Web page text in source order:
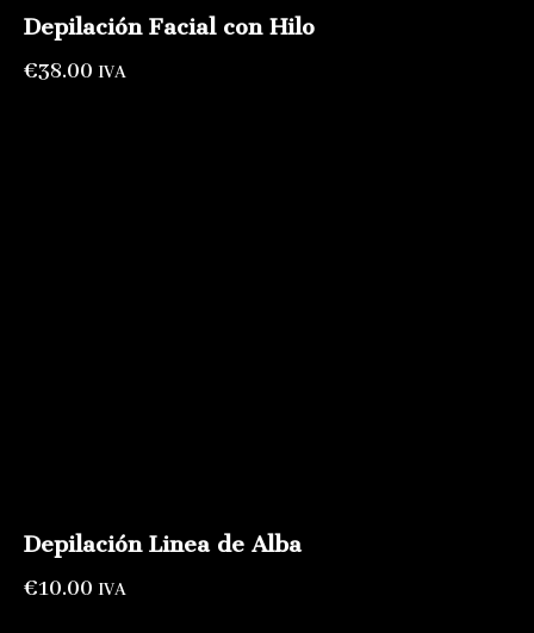
Depilación Facial con Hilo
€38.00 IVA
Depilación Linea de Alba
€10.00 IVA